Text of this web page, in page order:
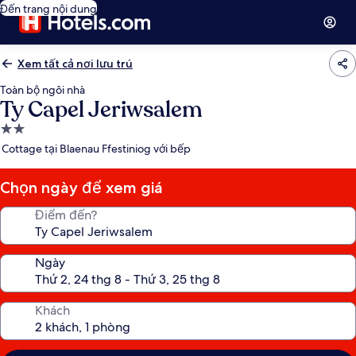
Đến trang nội dung
Xem tất cả nơi lưu trú
Toàn bộ ngôi nhà
Ty Capel Jeriwsalem
Nơi
lưu
2.0
sao
Cottage tại Blaenau Ffestiniog với bếp
Chọn ngày để xem giá
Điểm đến?
Ngày
Khách